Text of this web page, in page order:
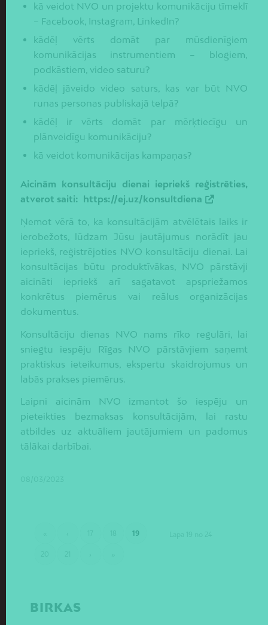
kā veidot NVO un projektu komunikāciju tīmeklī
– Facebook, Instagram, LinkedIn?
kādēļ vērts domāt par mūsdienīgiem
komunikācijas instrumentiem – blogiem,
podkāstiem, video saturu?
kādēļ jāveido video saturs, kas var būt NVO
runas personas publiskajā telpā?
kādēļ ir vērts domāt par mērķtiecīgu un
plānveidīgu komunikāciju?
kā veidot komunikācijas kampaņas?
Aicinām konsultāciju dienai iepriekš reģistrēties,
atverot saiti: https://ej.uz/konsultdiena
Ņemot vērā to, ka konsultācijām atvēlētais laiks ir
ierobežots, lūdzam Jūsu jautājumus norādīt jau
iepriekš, reģistrējoties NVO konsultāciju dienai. Lai
konsultācijas būtu produktīvākas, NVO pārstāvji
aicināti iepriekš arī sagatavot apspriežamos
konkrētus piemērus vai reālus organizācijas
dokumentus.
Konsultāciju dienas NVO nams rīko regulāri, lai
sniegtu iespēju Rīgas NVO pārstāvjiem saņemt
praktiskus ieteikumus, ekspertu skaidrojumus un
labās prakses piemērus.
Laipni aicinām NVO izmantot šo iespēju un
pieteikties bezmaksas konsultācijām, lai rastu
atbildes uz aktuāliem jautājumiem un padomus
tālākai darbībai.
19
BIRKAS